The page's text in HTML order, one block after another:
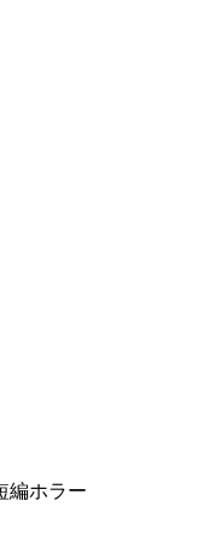
編ホラー